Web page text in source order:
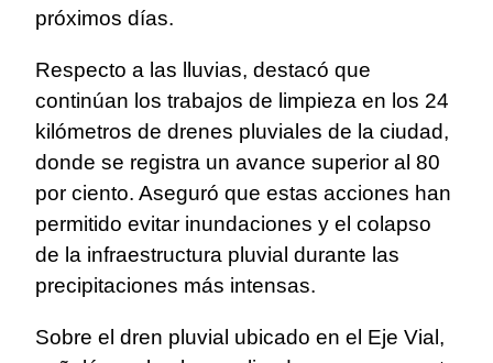
próximos días.
Respecto a las lluvias, destacó que
continúan los trabajos de limpieza en los 24
kilómetros de drenes pluviales de la ciudad,
donde se registra un avance superior al 80
por ciento. Aseguró que estas acciones han
permitido evitar inundaciones y el colapso
de la infraestructura pluvial durante las
precipitaciones más intensas.
Sobre el dren pluvial ubicado en el Eje Vial,